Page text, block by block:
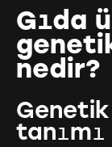
Gıda
nedir?
tanımı